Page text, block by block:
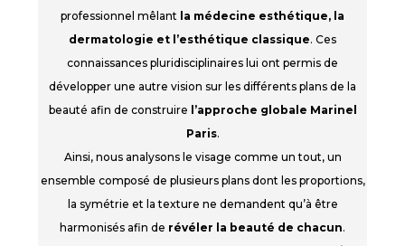
professionnel mêlant la médecine esthétique, la
dermatologie et l’esthétique classique. Ces
connaissances pluridisciplinaires lui ont permis de
développer une autre vision sur les différents plans de la
beauté afin de construire l’approche globale Marinel
Paris.
Ainsi, nous analysons le visage comme un tout, un
ensemble composé de plusieurs plans dont les proportions,
la symétrie et la texture ne demandent qu’à être
harmonisés afin de révéler la beauté de chacun.